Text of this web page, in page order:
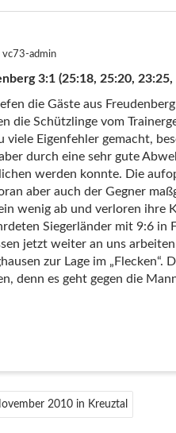
vc73-admin
3:1 (25:18, 25:20, 23:25,
die Gäste aus
die Schützlinge vom
viele Eigenfehler gemacht,
durch eine sehr gute
werden konnte. Die
aber auch der Gegner
wenig ab und verloren ihre
Siegerländer mit 9:6
jetzt weiter an uns
zur Lage im
denn es geht gegen die
2010 in Kreuztal